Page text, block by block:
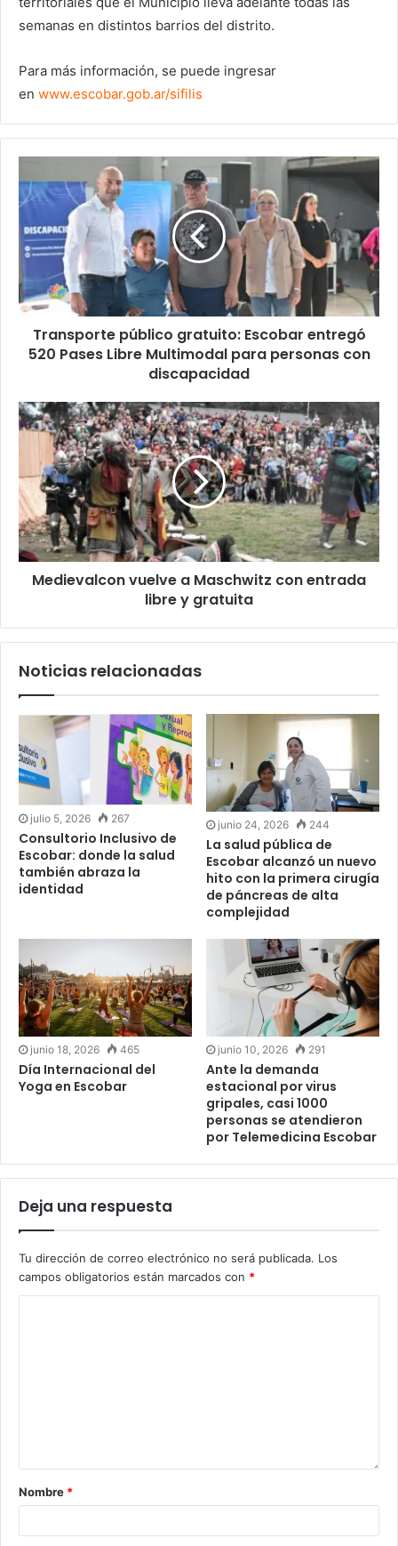
semanas en distintos barrios del distrito.
Para más información, se puede ingresar
en www.escobar.gob.ar/sifilis
Transporte público gratuito: Escobar entregó
520 Pases Libre Multimodal para personas con
discapacidad
Medievalcon vuelve a Maschwitz con entrada
libre y gratuita
Noticias relacionadas
julio 5, 2026 267
Consultorio Inclusivo de
Escobar: donde la salud
también abraza la
identidad
junio 24, 2026 244
La salud pública de
Escobar alcanzó un nuevo
hito con la primera cirugía
de páncreas de alta
complejidad
junio 18, 2026 465
Día Internacional del
Yoga en Escobar
junio 10, 2026 291
Ante la demanda
estacional por virus
gripales, casi 1000
personas se atendieron
por Telemedicina Escobar
Deja una respuesta
Tu dirección de correo electrónico no será publicada. Los
campos obligatorios están marcados con *
Nombre *